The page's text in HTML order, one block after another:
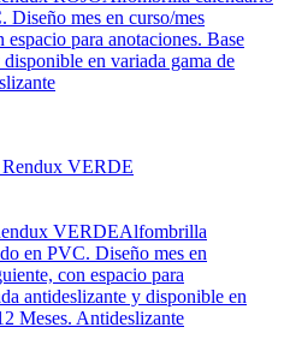
Diseño mes en curso/mes
para anotaciones. Base
en variada gama de
VERDEAlfombrilla
en PVC. Diseño mes en
con espacio para
antideslizante y disponible en
Meses. Antideslizante